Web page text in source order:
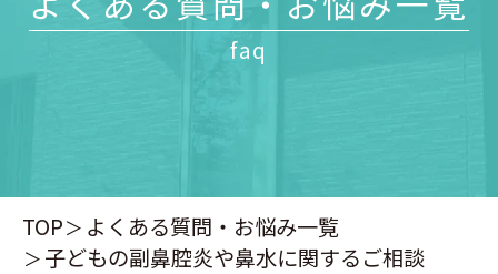
faq
TOP
よくある質問・お悩み一覧
子どもの副鼻腔炎や鼻水に関するご相談